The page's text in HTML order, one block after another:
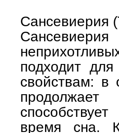
Сансевиерия
подходит
свойствам: в
время сна.